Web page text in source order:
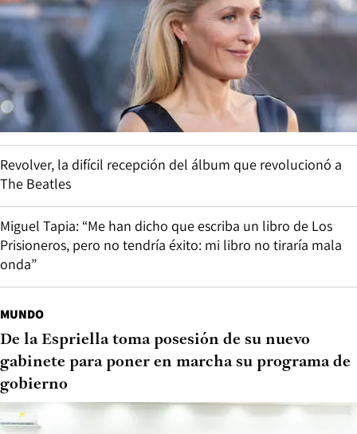
Revolver, la difícil recepción del álbum que revolucionó a
The Beatles
Miguel Tapia: “Me han dicho que escriba un libro de Los
Prisioneros, pero no tendría éxito: mi libro no tiraría mala
onda”
MUNDO
De la Espriella toma posesión de su nuevo
gabinete para poner en marcha su programa de
gobierno